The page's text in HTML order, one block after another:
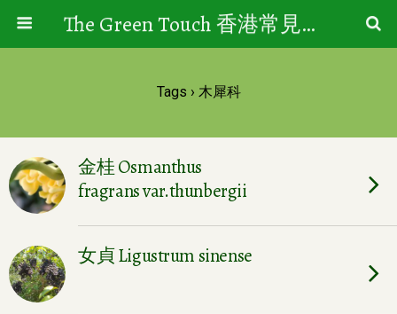
The Green Touch 香港常見樹木園藝生活
Tags › 木犀科
金桂 Osmanthus
fragrans var.thunbergii
女貞 Ligustrum sinense